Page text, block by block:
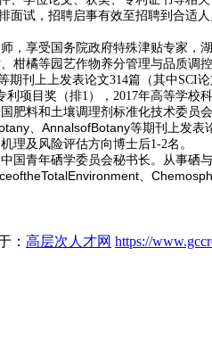
面试，招聘启事有效至招聘到合适人
，享受国务院政府特殊津贴专家，
柑橘等园艺作物养分管理与品质调
期刊上上发表论文314篇（其中SCI论
利项目奖（排1 ）， 2017年高等学校
肥料和土壤调理剂标准化技术委员
AnnalsofBotany等期刊上发表
理及风险评估方向博士后1-2名。
国青年硒学委员会秘书长。从事硒
： 高层次人才网 https://